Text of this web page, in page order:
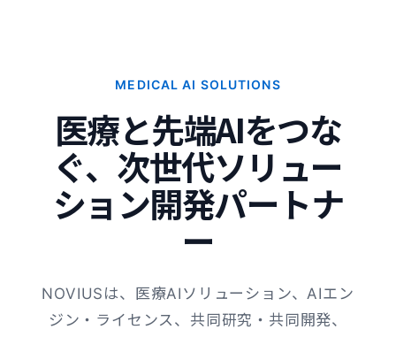
MEDICAL AI SOLUTIONS
医療と先端AIをつな
ぐ、次世代ソリュー
ション開発パートナ
ー
NOVIUSは、医療AIソリューション、AIエン
ジン・ライセンス、共同研究・共同開発、